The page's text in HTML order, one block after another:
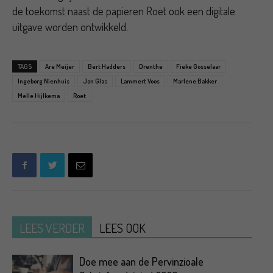
de toekomst naast de papieren Roet ook een digitale
uitgave worden ontwikkeld.
TAGS Are Meijer Bert Hadders Drenthe
Fieke Gosselaar
Ingeborg Nienhuis
Jan Glas Lammert Voos
Marlene Bakker
Melle Hijlkema
Roet
LEES VERDER LEES OOK
Doe mee aan de Pervinzioale